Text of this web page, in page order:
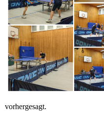
vorhergesagt.